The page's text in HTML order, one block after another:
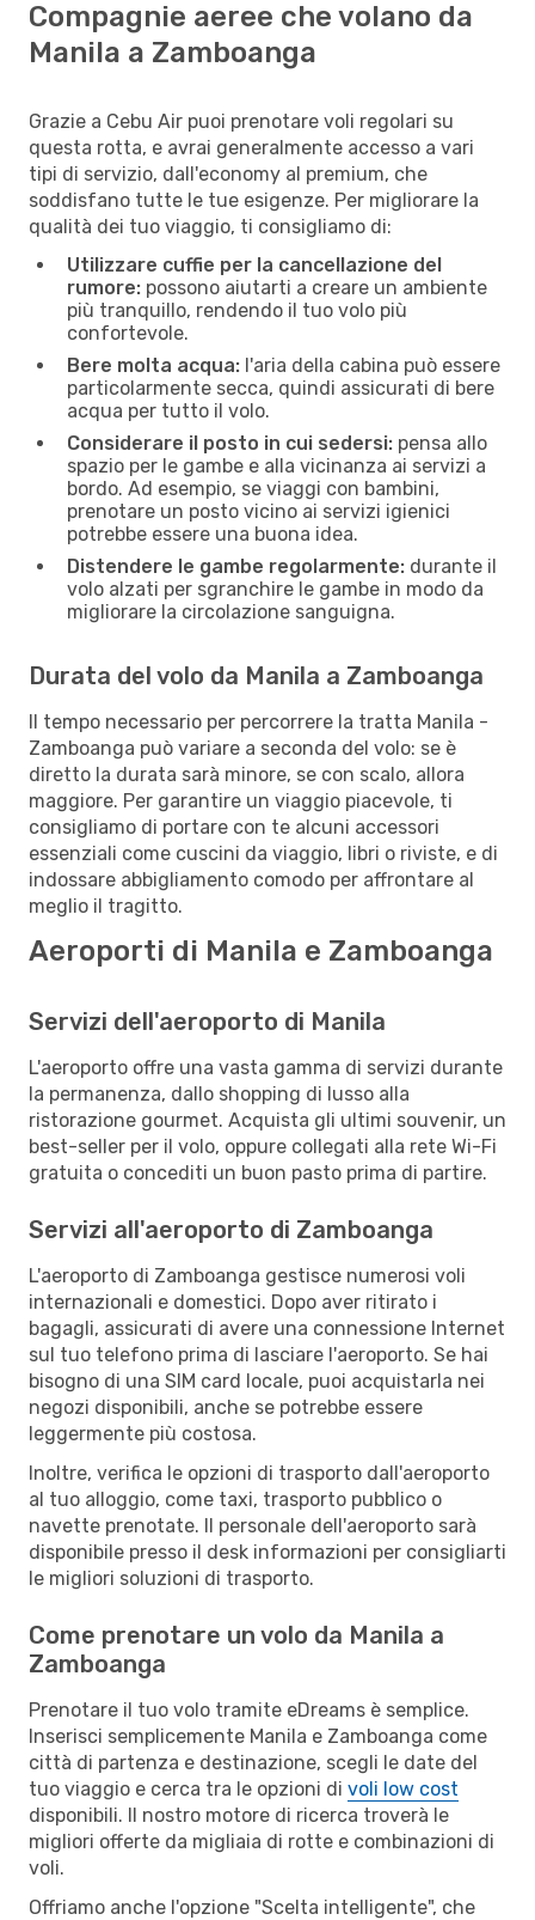
Compagnie aeree che volano da
Manila a Zamboanga
Grazie a Cebu Air puoi prenotare voli regolari su
questa rotta, e avrai generalmente accesso a vari
tipi di servizio, dall'economy al premium, che
soddisfano tutte le tue esigenze. Per migliorare la
qualità dei tuo viaggio, ti consigliamo di:
Utilizzare cuffie per la cancellazione del
rumore: possono aiutarti a creare un ambiente
più tranquillo, rendendo il tuo volo più
confortevole.
Bere molta acqua: l'aria della cabina può essere
particolarmente secca, quindi assicurati di bere
acqua per tutto il volo.
Considerare il posto in cui sedersi: pensa allo
spazio per le gambe e alla vicinanza ai servizi a
bordo. Ad esempio, se viaggi con bambini,
prenotare un posto vicino ai servizi igienici
potrebbe essere una buona idea.
Distendere le gambe regolarmente: durante il
volo alzati per sgranchire le gambe in modo da
migliorare la circolazione sanguigna.
Durata del volo da Manila a Zamboanga
Il tempo necessario per percorrere la tratta Manila -
Zamboanga può variare a seconda del volo: se è
diretto la durata sarà minore, se con scalo, allora
maggiore. Per garantire un viaggio piacevole, ti
consigliamo di portare con te alcuni accessori
essenziali come cuscini da viaggio, libri o riviste, e di
indossare abbigliamento comodo per affrontare al
meglio il tragitto.
Aeroporti di Manila e Zamboanga
Servizi dell'aeroporto di Manila
L'aeroporto offre una vasta gamma di servizi durante
la permanenza, dallo shopping di lusso alla
ristorazione gourmet. Acquista gli ultimi souvenir, un
best-seller per il volo, oppure collegati alla rete Wi-Fi
gratuita o concediti un buon pasto prima di partire.
Servizi all'aeroporto di Zamboanga
L'aeroporto di Zamboanga gestisce numerosi voli
internazionali e domestici. Dopo aver ritirato i
bagagli, assicurati di avere una connessione Internet
sul tuo telefono prima di lasciare l'aeroporto. Se hai
bisogno di una SIM card locale, puoi acquistarla nei
negozi disponibili, anche se potrebbe essere
leggermente più costosa.
Inoltre, verifica le opzioni di trasporto dall'aeroporto
al tuo alloggio, come taxi, trasporto pubblico o
navette prenotate. Il personale dell'aeroporto sarà
disponibile presso il desk informazioni per consigliarti
le migliori soluzioni di trasporto.
Come prenotare un volo da Manila a
Zamboanga
Prenotare il tuo volo tramite eDreams è semplice.
Inserisci semplicemente Manila e Zamboanga come
città di partenza e destinazione, scegli le date del
tuo viaggio e cerca tra le opzioni di voli low cost
disponibili. Il nostro motore di ricerca troverà le
migliori offerte da migliaia di rotte e combinazioni di
voli.
Offriamo anche l'opzione "Scelta intelligente", che